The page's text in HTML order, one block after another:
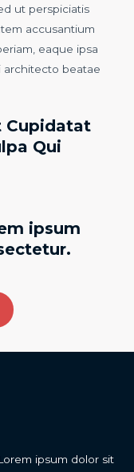
ut perspiciatis
accusantium
eaque ipsa
architecto beatae
Cupidatat
Qui
ipsum
ipsum dolor sit